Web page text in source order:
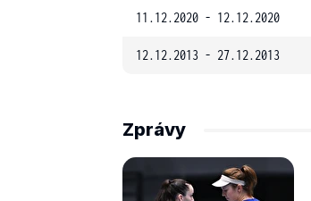
11.12.2020 - 12.12.2020
12.12.2013 - 27.12.2013
Zprávy